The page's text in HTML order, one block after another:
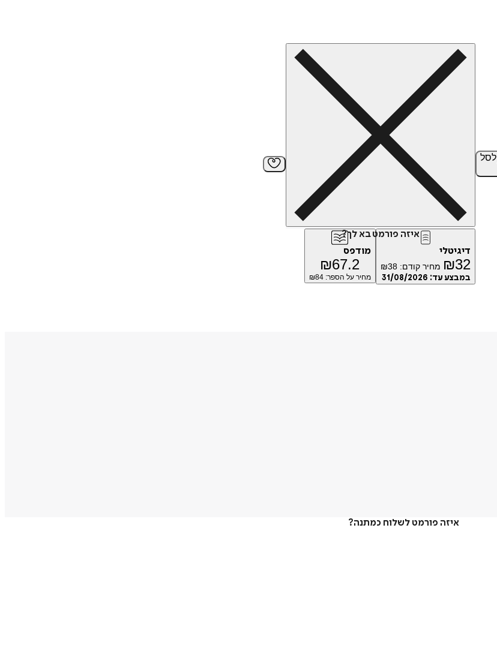
לסל
איזה פורמט בא לך?
דיגיטלי
₪32 מחיר קודם: ₪38
במבצע עד: 31/08/2026
מודפס
₪67.2
מחיר על הספר: ₪84
איזה פורמט לשלוח כמתנה?